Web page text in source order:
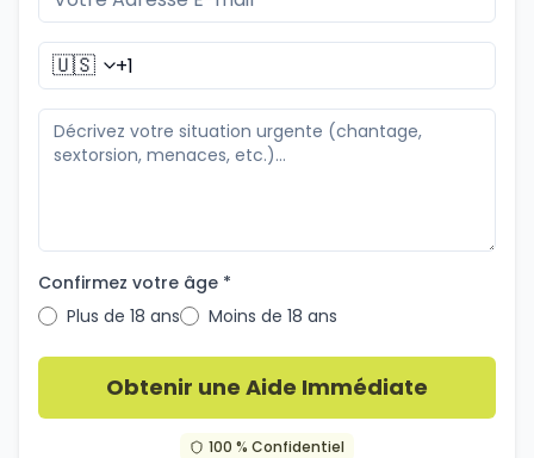
🇺🇸
Confirmez votre âge *
Plus de 18 ans
Moins de 18 ans
Obtenir une Aide Immédiate
100 % Confidentiel